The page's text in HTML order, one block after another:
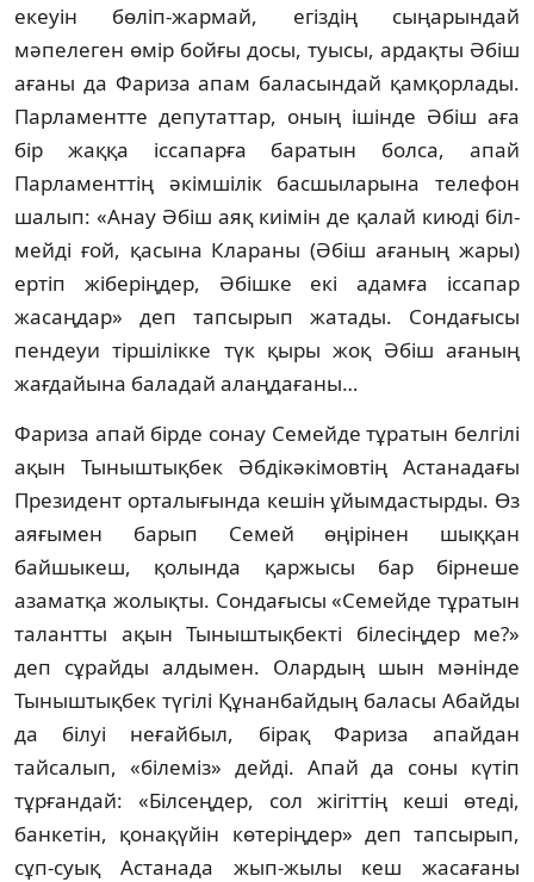
екеуін бөліп-жармай, егіздің сыңарындай
мәпелеген өмір бойғы досы, туысы, ардақты Әбіш
ағаны да Фариза апам баласындай қамқорлады.
Парламентте депутаттар, оның ішінде Әбіш аға
бір жаққа іс­сапарға баратын болса, апай
Парламенттің әкімшілік басшыларына телефон
шалып: «Анау Әбіш аяқ киімін де қалай киюді біл­
мей­ді ғой, қасына Клараны (Әбіш ағаның жары)
ертіп жіберіңдер, Әбішке екі адамға іс­сапар
жасаңдар» деп тапсырып жатады. Сон­дағысы
пендеуи тіршілікке түк қыры жоқ Әбіш ағаның
жағдайына баладай алаң­дағаны…
Фариза апай бірде сонау Семейде тұра­тын белгілі
ақын Тыныштықбек Әб­ді­кәкімовтің Астанадағы
Президент орта­лығында кешін ұйымдастырды. Өз
аяғымен барып Семей өңірінен шыққан
байшыкеш, қолында қаржысы бар бірнеше
азаматқа жо­лықты. Сондағысы «Семейде тұратын
та­лант­ты ақын Тыныштықбекті білесіңдер ме?»
деп сұрайды алдымен. Олардың шын мәнінде
Тыныштықбек түгілі Құнанбайдың баласы Абайды
да білуі неғайбыл, бірақ Фари­за апайдан
тайсалып, «білеміз» дейді. Апай да соны күтіп
тұрғандай: «Білсеңдер, сол жігіттің кеші өтеді,
банкетін, қонақүйін кө­те­ріңдер» деп тапсырып,
сұп-суық Астана­да жып-жылы кеш жасағаны